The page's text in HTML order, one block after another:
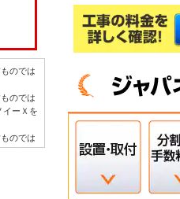
のでは
のでは
ーＸを
のでは
た試験